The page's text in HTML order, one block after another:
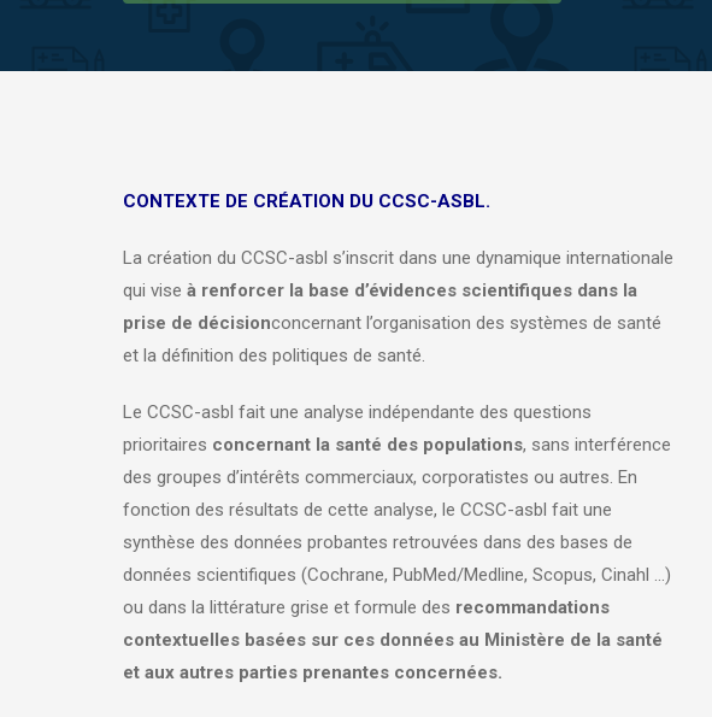
CONTEXTE DE CRÉATION DU CCSC-ASBL.
La création du CCSC-asbl s’inscrit dans une dynamique internationale
qui vise à renforcer la base d’évidences scientifiques dans la
prise de décisionconcernant l’organisation des systèmes de santé
et la définition des politiques de santé.
Le CCSC-asbl fait une analyse indépendante des questions
prioritaires concernant la santé des populations, sans interférence
des groupes d’intérêts commerciaux, corporatistes ou autres. En
fonction des résultats de cette analyse, le CCSC-asbl fait une
synthèse des données probantes retrouvées dans des bases de
données scientifiques (Cochrane, PubMed/Medline, Scopus, Cinahl …)
ou dans la littérature grise et formule des recommandations
contextuelles basées sur ces données au Ministère de la santé
et aux autres parties prenantes concernées.​